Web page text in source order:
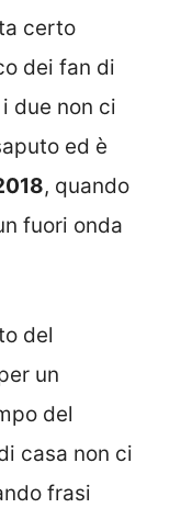
certo
dei fan di
due non ci
ed è
, quando
fuori onda
del
un
del
casa non ci
frasi